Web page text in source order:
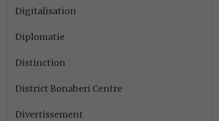
Digitalisation
Diplomatie
Distinction
District Bonaberi Centre
Divertissement